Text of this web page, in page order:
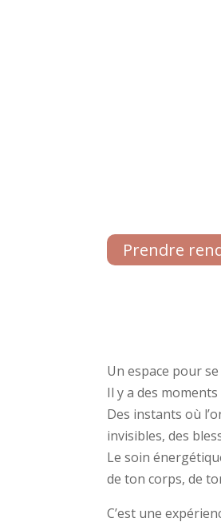
Prendre
Un espace pour
Il y a des
Des instants où
invisibles, des
Le soin
de ton corps, de
C’est une